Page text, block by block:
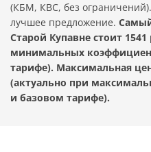
(КБМ, КВС, без
лучшее предложение.
Старой Купавне стоит
минимальных
тарифе). Максимальная
(актуально при
и базовом тарифе).